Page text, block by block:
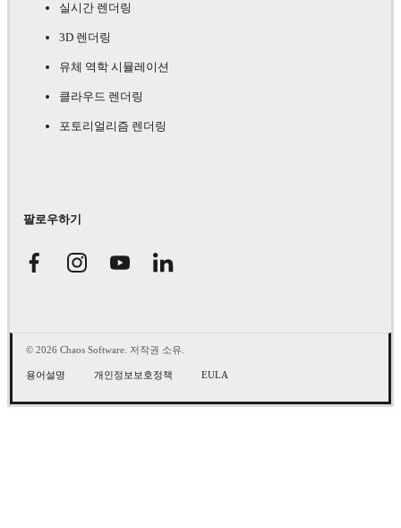
실시간 렌더링
3D 렌더링
유체 역학 시뮬레이션
클라우드 렌더링
포토리얼리즘 렌더링
팔로우하기
© 2026 Chaos Software. 저작권 소유.
용어설명 개인정보보호정책 EULA